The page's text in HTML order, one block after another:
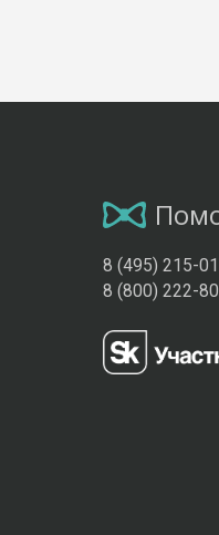
8 (495) 215-
8 (800) 222-